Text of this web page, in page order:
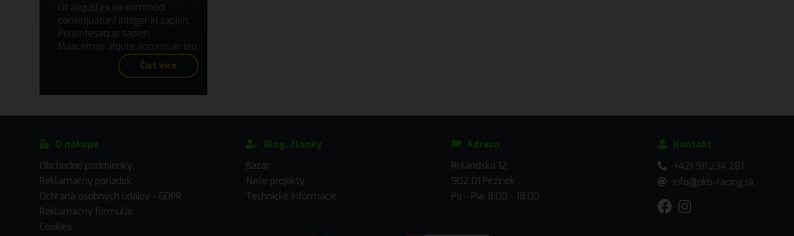
Ut aliquid ex ea commodi
consequatur? Integer in sapien.
Pellentesaque sapien.
Maacemas alqute accumsan leo.
Číst více
O nákupe
Obchodné podmienky
Reklamačný poriadok
Ochrana osobných údajov - GDPR
Reklamačný formulár
Cookies
Blog, články
Bazár
Naše projekty
Technické informácie
Adresa
Rulandská 12
902 01 Pezinok
Po - Pia: 8:00 - 18:00
Kontakt
+421 911 234 281
info@pkb-racing.sk